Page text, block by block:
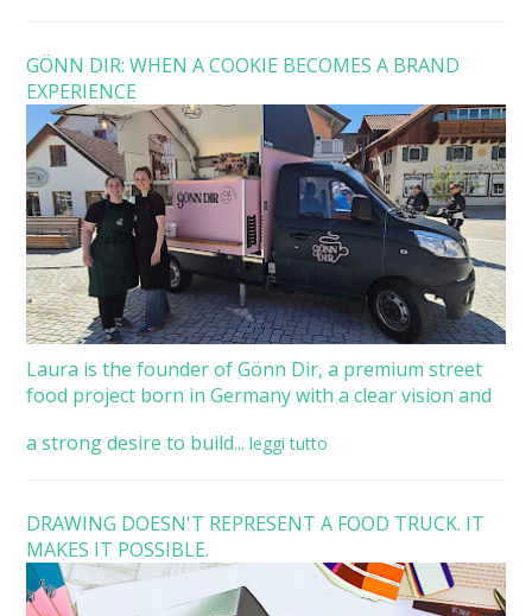
GÖNN DIR: WHEN A COOKIE BECOMES A BRAND
EXPERIENCE
Laura is the founder of Gönn Dir, a premium street
food project born in Germany with a clear vision and
a strong desire to build... leggi tutto
DRAWING DOESN'T REPRESENT A FOOD TRUCK. IT
MAKES IT POSSIBLE.